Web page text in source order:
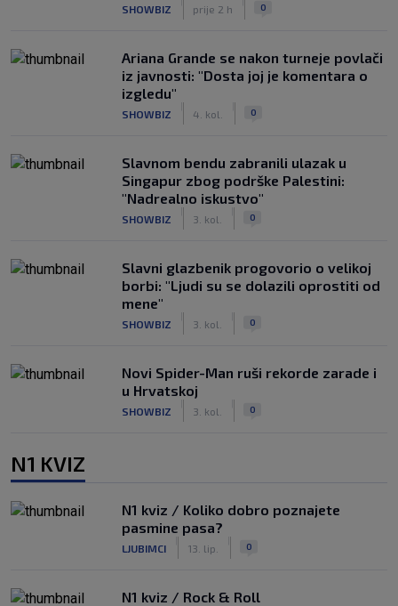
SHOWBIZ prije 2 h 0
Ariana Grande se nakon turneje povlači
iz javnosti: "Dosta joj je komentara o
izgledu"
SHOWBIZ 4. kol. 0
Slavnom bendu zabranili ulazak u
Singapur zbog podrške Palestini:
"Nadrealno iskustvo"
SHOWBIZ 3. kol. 0
Slavni glazbenik progovorio o velikoj
borbi: "Ljudi su se dolazili oprostiti od
mene"
SHOWBIZ 3. kol. 0
Novi Spider-Man ruši rekorde zarade i
u Hrvatskoj
SHOWBIZ 3. kol. 0
N1 KVIZ
N1 kviz / Koliko dobro poznajete
pasmine pasa?
LJUBIMCI 13. lip. 0
N1 kviz / Rock & Roll